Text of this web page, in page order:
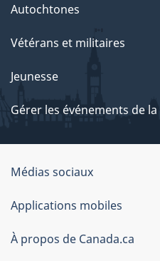
Autochtones
Vétérans et militaires
Jeunesse
Gérer les événements de la
Organisation
du
gouvernement
du
Médias sociaux
Applications mobiles
À propos de Canada.ca